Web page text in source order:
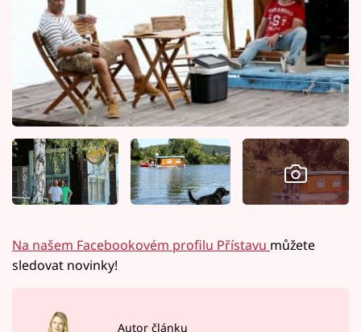
Na našem Facebookovém profilu Přístavu můžete
sledovat novinky!
Autor článku